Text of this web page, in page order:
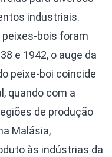
industriais.
bois foram
e 1942, o auge da
peixe-boi coincide
quando com a
de produção
Malásia,
às indústrias da